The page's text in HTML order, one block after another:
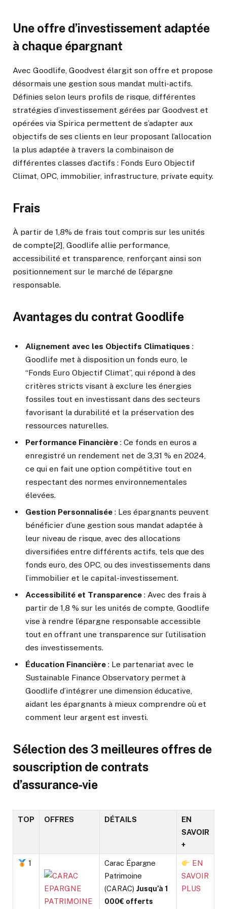
Une offre d’investissement adaptée
à chaque épargnant
Avec Goodlife, Goodvest élargit son offre et propose
désormais une gestion sous mandat multi-actifs.
Définies selon leurs profils de risque, différentes
stratégies d’investissement gérées par Goodvest et
opérées via Spirica permettent de s’adapter aux
objectifs de ses clients en leur proposant l’allocation
la plus adaptée à travers la combinaison de
différentes classes d’actifs : Fonds Euro Objectif
Climat, OPC, immobilier, infrastructure, private equity.
Frais
À partir de 1,8% de frais tout compris sur les unités
de compte[2], Goodlife allie performance,
accessibilité et transparence, renforçant ainsi son
positionnement sur le marché de l’épargne
responsable.
Avantages du contrat Goodlife
Alignement avec les Objectifs Climatiques :
Goodlife met à disposition un fonds euro, le
“Fonds Euro Objectif Climat”, qui répond à des
critères stricts visant à exclure les énergies
fossiles tout en investissant dans des secteurs
favorisant la durabilité et la préservation des
ressources naturelles.
Performance Financière : Ce fonds en euros a
enregistré un rendement net de 3,31 % en 2024,
ce qui en fait une option compétitive tout en
respectant des normes environnementales
élevées.
Gestion Personnalisée : Les épargnants peuvent
bénéficier d’une gestion sous mandat adaptée à
leur niveau de risque, avec des allocations
diversifiées entre différents actifs, tels que des
fonds euro, des OPC, ou des investissements dans
l’immobilier et le capital-investissement.
Accessibilité et Transparence : Avec des frais à
partir de 1,8 % sur les unités de compte, Goodlife
vise à rendre l’épargne responsable accessible
tout en offrant une transparence sur l’utilisation
des investissements.
Éducation Financière : Le partenariat avec le
Sustainable Finance Observatory permet à
Goodlife d’intégrer une dimension éducative,
aidant les épargnants à mieux comprendre où et
comment leur argent est investi.
Sélection des 3 meilleures offres de
souscription de contrats
d’assurance-vie
TOP OFFRES DÉTAILS
EN
SAVOIR
+
1
Carac Épargne
Patrimoine
(CARAC) Jusqu’à 1
000€ offerts
EN
SAVOIR
PLUS